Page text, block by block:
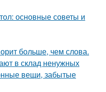
основные советы и
больше, чем слова.
в склад ненужных
вещи, забытые